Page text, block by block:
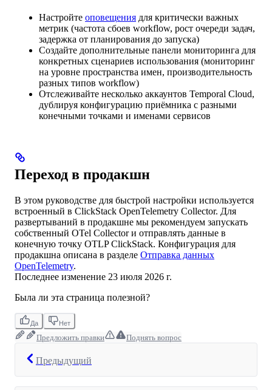
Настройте оповещения для критически важных
метрик (частота сбоев workflow, рост очереди задач,
задержка от планирования до запуска)
Создайте дополнительные панели мониторинга для
конкретных сценариев использования (мониторинг
на уровне пространства имен, производительность
разных типов workflow)
Отслеживайте несколько аккаунтов Temporal Cloud,
дублируя конфигурацию приёмника с разными
конечными точками и именами сервисов
Переход в продакшн
В этом руководстве для быстрой настройки используется
встроенный в ClickStack OpenTelemetry Collector. Для
развертываний в продакшне мы рекомендуем запускать
собственный OTel Collector и отправлять данные в
конечную точку OTLP ClickStack. Конфигурация для
продакшна описана в разделе Отправка данных
OpenTelemetry.
Последнее изменение 23 июля 2026 г.
Была ли эта страница полезной?
Да Нет
Предложить правки Поднять вопрос
Предыдущий